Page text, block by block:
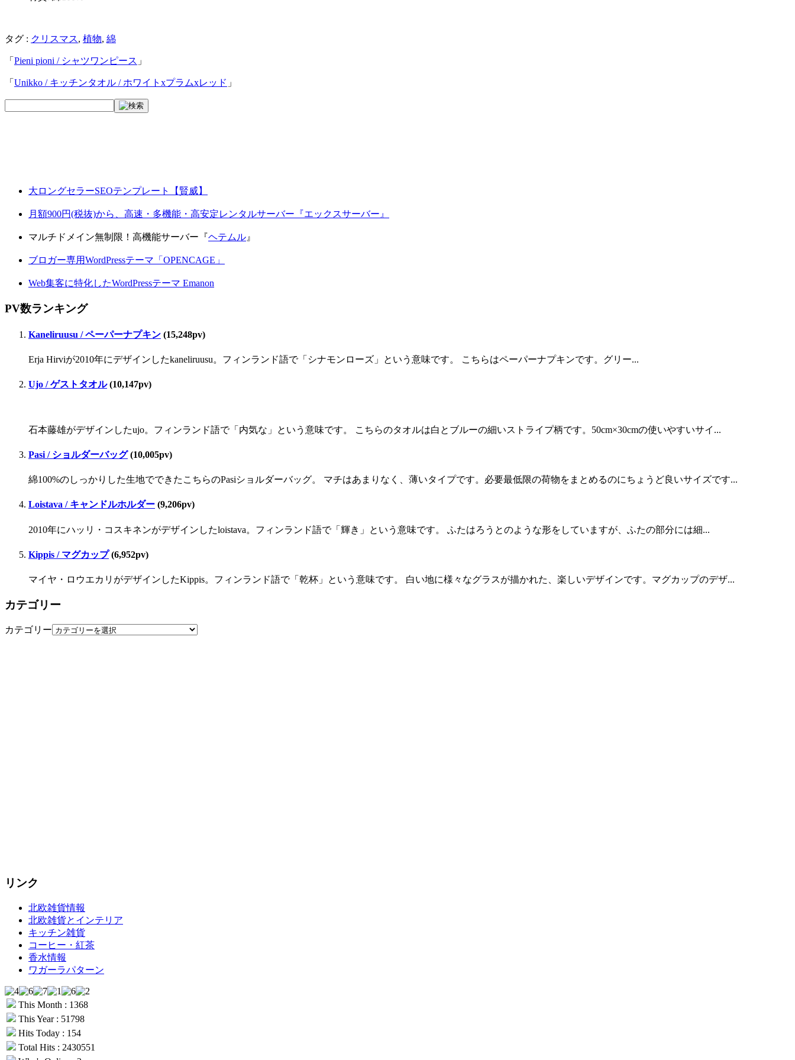
タグ : クリスマス, 植物, 綿
「 Pieni pioni / シャツワンピース 」
「 Unikko / キッチンタオル / ホワイトxプラムxレッド 」
大ロングセラーSEOテンプレート【賢威】
月額900円(税抜)から、高速・多機能・高安定レンタルサーバー『エックスサーバー』
マルチドメイン無制限！高機能サーバー『ヘテムル 』
ブロガー専用WordPressテーマ「OPENCAGE」
Web集客に特化したWordPressテーマ Emanon
PV数ランキング
Kaneliruusu / ペーパーナプキン (15,248pv)
Erja Hirviが2010年にデザインしたkaneliruusu。フィンランド語で「シナモンローズ」という意味です。 こちらはペーパーナプキンです。グリー...
Ujo / ゲストタオル(10,147pv)
石本藤雄がデザインしたujo。フィンランド語で「内気な」という意味です。 こちらのタオルは白とブルーの細いストライプ柄です。50cm×30cmの使いやすいサイ...
Pasi / ショルダーバッグ(10,005pv)
綿100%のしっかりした生地でできたこちらのPasiショルダーバッグ。 マチはあまりなく、薄いタイプです。必要最低限の荷物をまとめるのにちょうど良いサイズです...
Loistava / キャンドルホルダー (9,206pv)
2010年にハッリ・コスキネンがデザインしたloistava。フィンランド語で「輝き」という意味です。 ふたはろうとのような形をしていますが、ふたの部分には細...
Kippis / マグカップ(6,952pv)
マイヤ・ロウエカリがデザインしたKippis。フィンランド語で「乾杯」という意味です。 白い地に様々なグラスが描かれた、楽しいデザインです。マグカップのデザ...
カテゴリー
カテゴリー
リンク
北欧雑貨情報
北欧雑貨とインテリア
キッチン雑貨
コーヒー・紅茶
香水情報
ワガーラパターン
This Month : 1368
This Year : 51798
Hits Today : 154
Total Hits : 2430551